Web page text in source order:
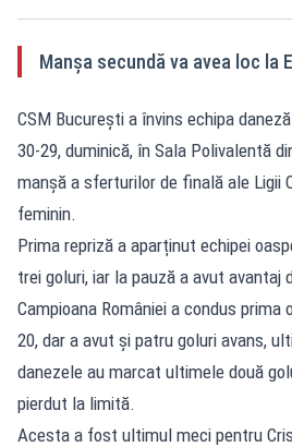
Manșa secundă va avea loc la
CSM București a învins echipa
30-29, duminică, în Sala Polivalentă
manșă a sferturilor de finală ale Ligii
feminin.
Prima repriză a aparținut echipei
trei goluri, iar la pauză a avut avantaj
Campioana României a condus prima
20, dar a avut și patru goluri avans,
danezele au marcat ultimele două
pierdut la limită.
Acesta a fost ultimul meci pentru